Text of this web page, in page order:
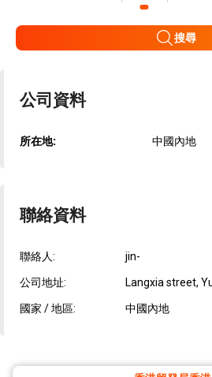
搜尋
公司資料
所在地: 中國內地
聯絡資料
聯絡人: jin-
公司地址: Langxia street,
國家 / 地區: 中國內地